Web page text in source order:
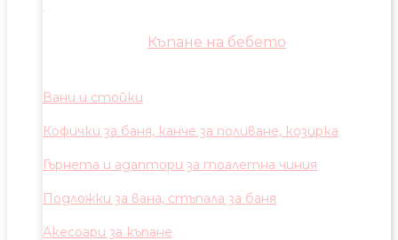
Къпане на бебето
Вани и стойки
Кофички за баня, канче за поливане, козирка
Гърнета и адаптори за тоалетна чиния
Подложки за вана, стъпала за баня
Акесоари за къпане